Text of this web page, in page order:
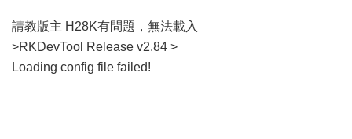
請教版主 H28K有問題，無法載入
>RKDevTool Release v2.84 >
Loading config file failed!